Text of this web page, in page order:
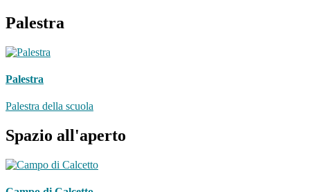
Palestra
Palestra
Palestra della scuola
Spazio all'aperto